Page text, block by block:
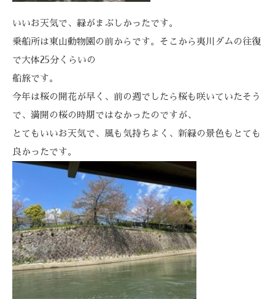
いいお天気で、緑がまぶしかったです。
乗船所は東山動物園の前からです。そこから夷川ダムの往復
で大体25分くらいの
船旅です。
今年は桜の開花が早く、前の週でしたら桜も咲いていたそう
で、満開の桜の時期ではなかったのですが、
とてもいいお天気で、風も気持ちよく、新緑の景色もとても
良かったです。